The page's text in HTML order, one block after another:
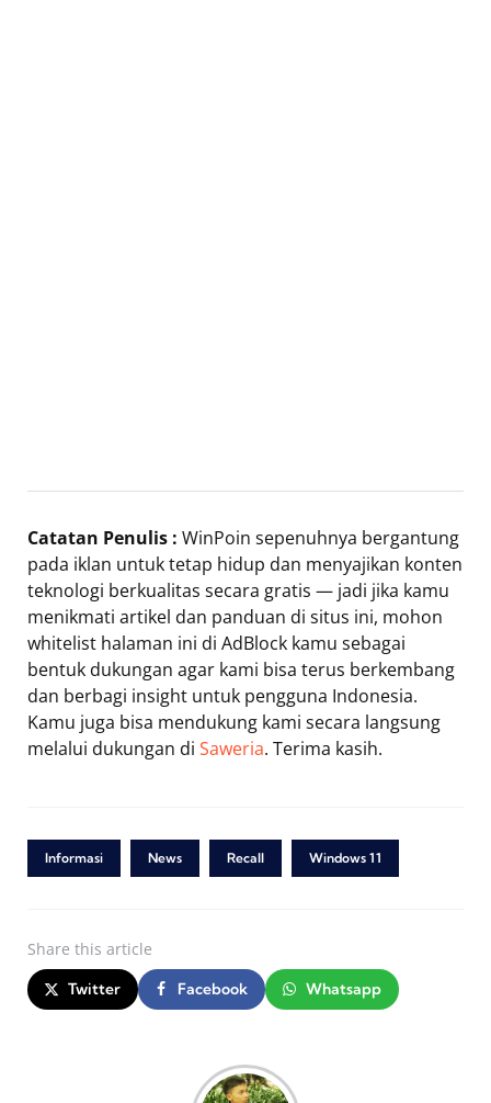
Catatan Penulis : WinPoin sepenuhnya bergantung
pada iklan untuk tetap hidup dan menyajikan konten
teknologi berkualitas secara gratis — jadi jika kamu
menikmati artikel dan panduan di situs ini, mohon
whitelist halaman ini di AdBlock kamu sebagai
bentuk dukungan agar kami bisa terus berkembang
dan berbagi insight untuk pengguna Indonesia.
Kamu juga bisa mendukung kami secara langsung
melalui dukungan di Saweria. Terima kasih.
Informasi News Recall Windows 11
Share this article
Twitter Facebook Whatsapp